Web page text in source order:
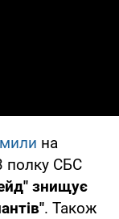
на
полку СБС
знищує
. Також